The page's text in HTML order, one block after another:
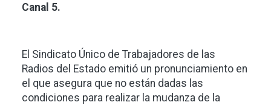
Canal 5.
El Sindicato Único de Trabajadores de las
Radios del Estado emitió un pronunciamiento en
el que asegura que no están dadas las
condiciones para realizar la mudanza de la